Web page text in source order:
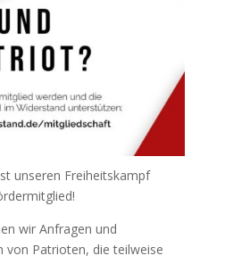
unseren Freiheitskampf
wir Anfragen und
von Patrioten, die teilweise